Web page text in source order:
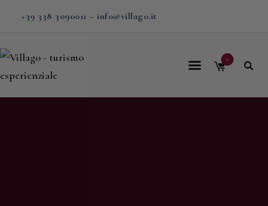
+39 338 3090011 – info@villago.it
0
Home